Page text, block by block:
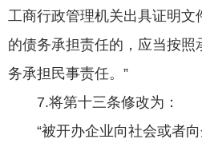
工商行政管理机关出具证明文
的债务承担责任的，应当按照
务承担民事责任。”
7.将第十三条修改为：
“被开办企业向社会或者向